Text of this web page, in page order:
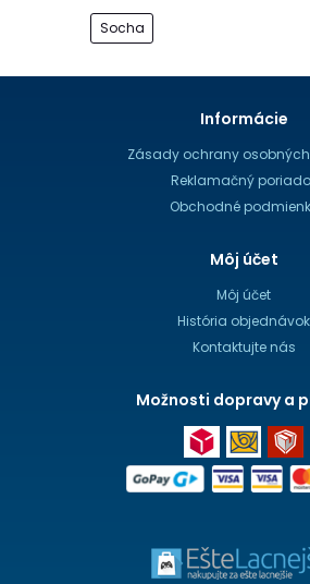
Socha
Informácie
Zásady ochrany
Reklamačný
Obchodné
Môj účet
Môj účet
História objednávok
Kontaktujte nás
Možnosti dopravy a